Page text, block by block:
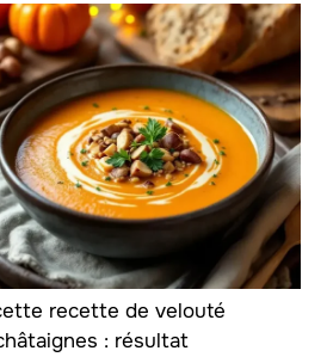
recette de velouté
: résultat